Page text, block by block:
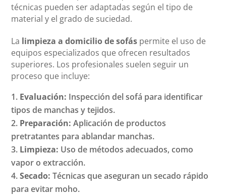
técnicas pueden ser adaptadas según el tipo de
material y el grado de suciedad.
La limpieza a domicilio de sofás permite el uso de
equipos especializados que ofrecen resultados
superiores. Los profesionales suelen seguir un
proceso que incluye:
Evaluación: Inspección del sofá para identificar
tipos de manchas y tejidos.
Preparación: Aplicación de productos
pretratantes para ablandar manchas.
Limpieza: Uso de métodos adecuados, como
vapor o extracción.
Secado: Técnicas que aseguran un secado rápido
para evitar moho.